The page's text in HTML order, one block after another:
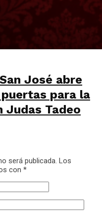
José abre
para la
Judas Tadeo
será publicada. Los
con *